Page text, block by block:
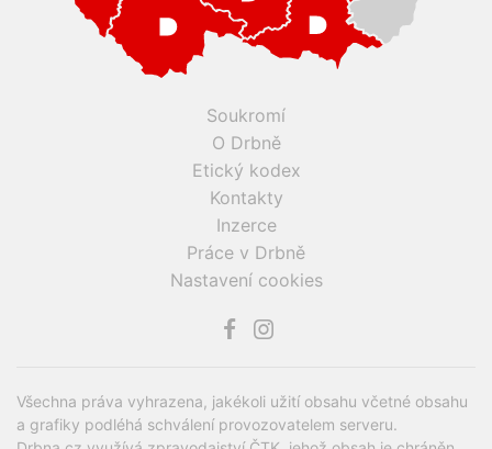
Soukromí
O Drbně
Etický kodex
Kontakty
Inzerce
Práce v Drbně
Nastavení cookies
Všechna práva vyhrazena, jakékoli užití obsahu včetné obsahu
a grafiky podléhá schválení provozovatelem serveru.